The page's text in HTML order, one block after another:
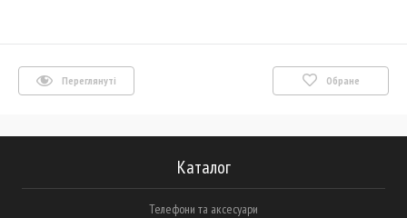
Переглянуті Обране
Каталог
Телефони та аксесуари